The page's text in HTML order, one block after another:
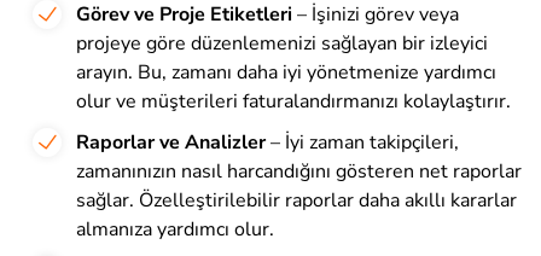
Görev ve Proje Etiketleri – İşinizi görev veya
projeye göre düzenlemenizi sağlayan bir izleyici
arayın. Bu, zamanı daha iyi yönetmenize yardımcı
olur ve müşterileri faturalandırmanızı kolaylaştırır.
Raporlar ve Analizler– İyi zaman takipçileri,
zamanınızın nasıl harcandığını gösteren net raporlar
sağlar. Özelleştirilebilir raporlar daha akıllı kararlar
almanıza yardımcı olur.